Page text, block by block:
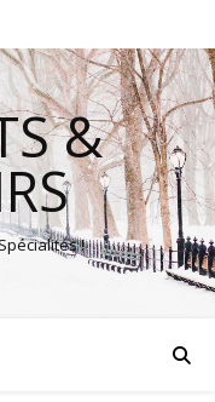
&
!